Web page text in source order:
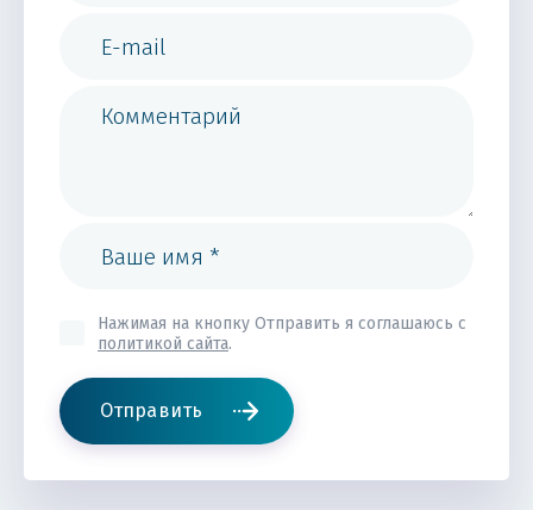
Нажимая на кнопку Отправить я соглашаюсь с
политикой сайта.
Отправить